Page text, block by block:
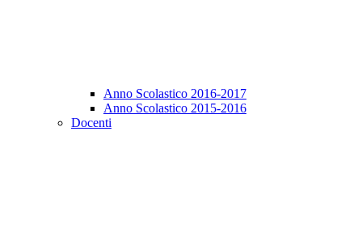
Anno Scolastico 2016-2017
Anno Scolastico 2015-2016
Docenti